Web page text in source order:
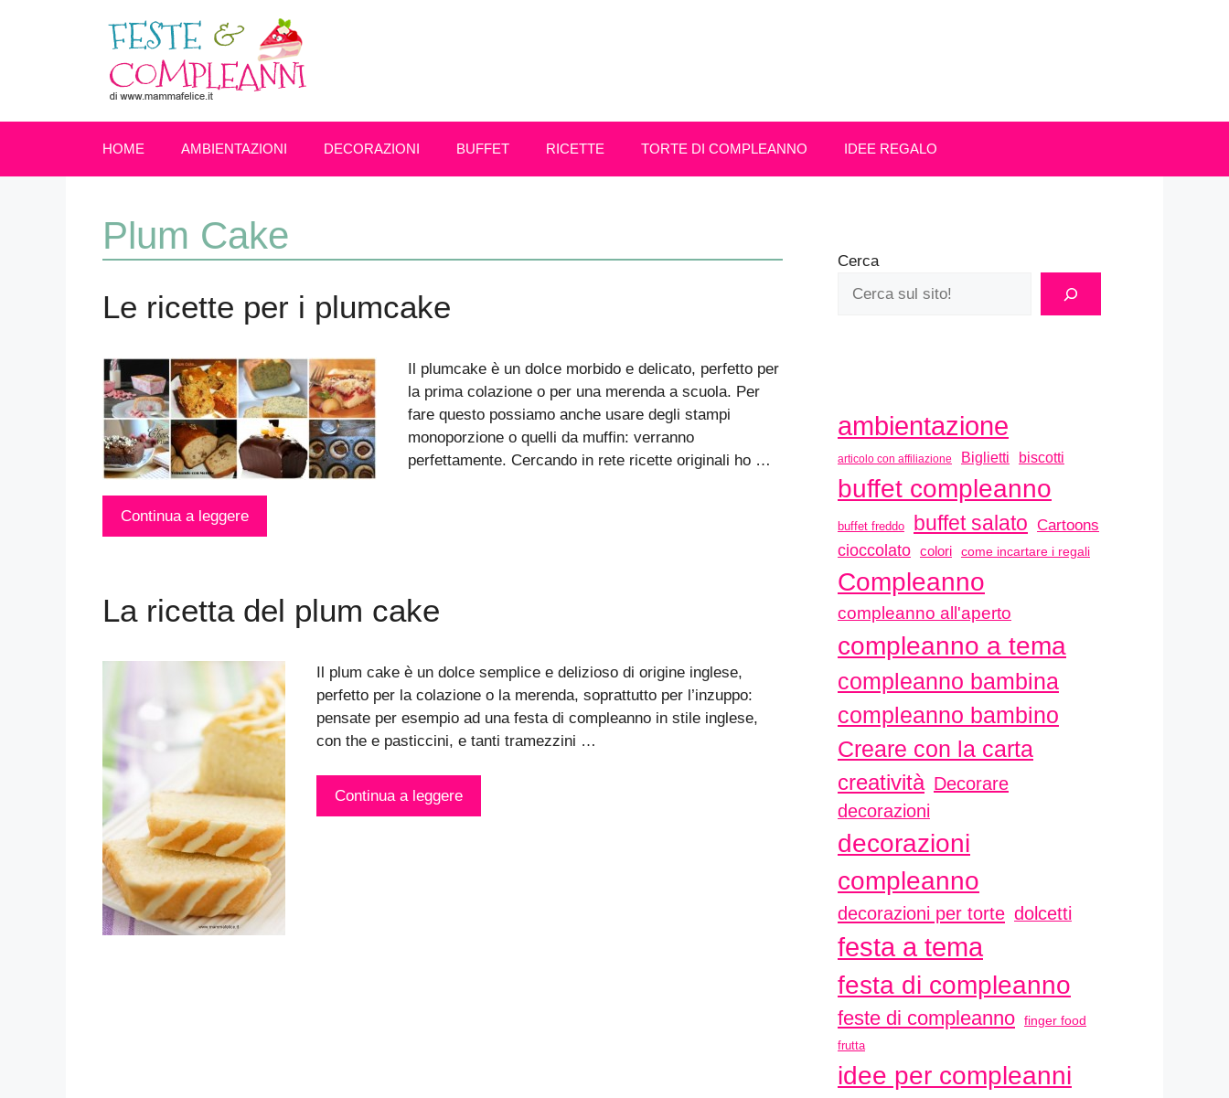
HOME AMBIENTAZIONI DECORAZIONI BUFFET RICETTE TORTE DI COMPLEANNO IDEE REGALO
Plum Cake
Le ricette per i plumcake
Il plumcake è un dolce morbido e delicato, perfetto per
la prima colazione o per una merenda a scuola. Per
fare questo possiamo anche usare degli stampi
monoporzione o quelli da muffin: verranno
perfettamente. Cercando in rete ricette originali ho …
Continua a leggere
La ricetta del plum cake
Il plum cake è un dolce semplice e delizioso di origine inglese,
perfetto per la colazione o la merenda, soprattutto per l’inzuppo:
pensate per esempio ad una festa di compleanno in stile inglese,
con the e pasticcini, e tanti tramezzini …
Continua a leggere
Cerca
ambientazione
articolo con affiliazione Biglietti biscotti
buffet compleanno
buffet freddo buffet salato Cartoons
cioccolato colori come incartare i regali
Compleanno
compleanno all'aperto
compleanno a tema
compleanno bambina
compleanno bambino
Creare con la carta
creatività Decorare
decorazioni
decorazioni
compleanno
decorazioni per torte dolcetti
festa a tema
festa di compleanno
feste di compleanno finger food
frutta
idee per compleanni